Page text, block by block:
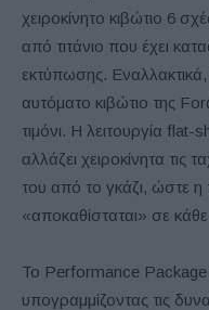
χειροκίνητο κιβώτιο 6
από τιτάνιο που έχει
εκτύπωσης. Εναλλακτικά,
αυτόματο κιβώτιο της
τιμόνι. Η λειτουργία
αλλάζει χειροκίνητα τις
του από το γκάζι, ώστε
«αποκαθίσταται» σε
Το Performance
υπογραμμίζοντας τις